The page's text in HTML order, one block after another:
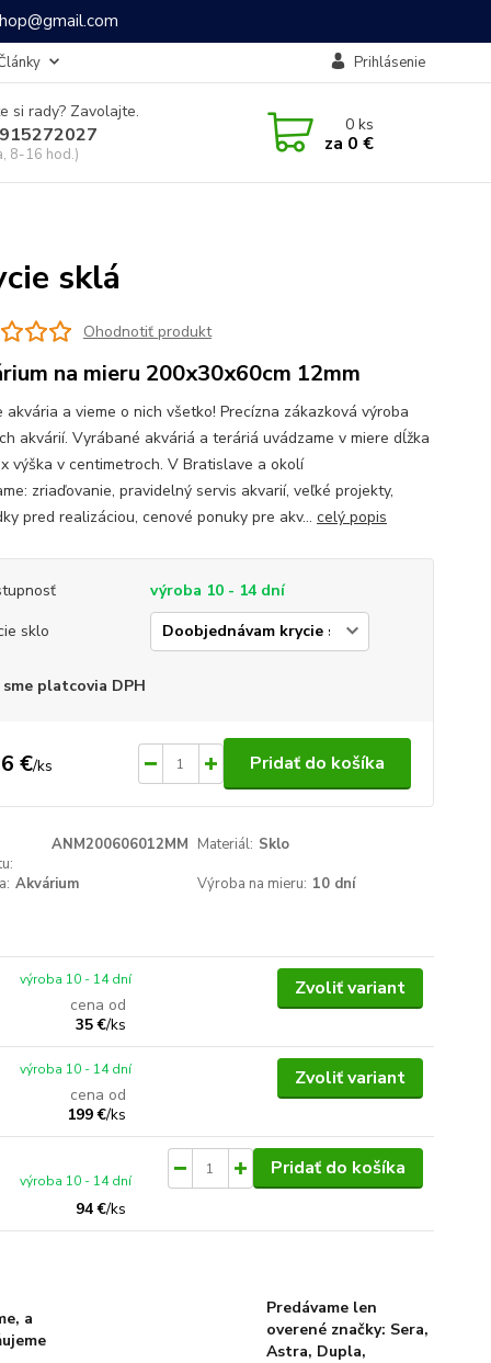
Prihlásenie
si rady? Zavolajte.
8-16 hod.)
0ks
za 0 €
sklá
Ohodnotiť produkt
na mieru 200x30x60cm 12mm
akvária a vieme o nich všetko! Precízna zákazková výroba
akvárií. Vyrábané akváriá a teráriá uvádzame v miere dĺžka
výška v centimetroch. V Bratislave a okolí
zriaďovanie, pravidelný servis akvarií, veľké projekty,
pred realizáciou, cenové ponuky pre akv... celý popis
výroba 10 - 14 dní
sklo
sme platcovia DPH
€/ks Pridať do košíka
ANM200606012MM Materiál: Sklo
Akvárium Výroba na mieru: 10 dní
cena od
35 €/ks
výroba 10 - 14 dní Zvoliť variant
cena od
199 €/ks
výroba 10 - 14 dní Zvoliť variant
94 €/ks
výroba 10 - 14 dní
Pridať do košíka
a
Predávame len
overené značky: Sera,
Astra, Dupla,